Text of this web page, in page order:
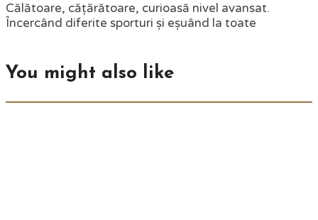
Călătoare, cățărătoare, curioasă nivel avansat.
Încercând diferite sporturi și eșuând la toate
You might also like